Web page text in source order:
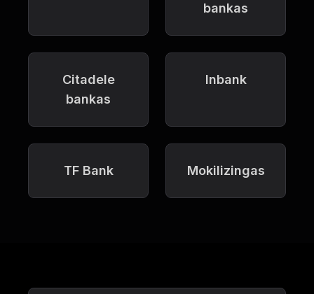
bankas
Citadele
bankas
Inbank
TF Bank Mokilizingas